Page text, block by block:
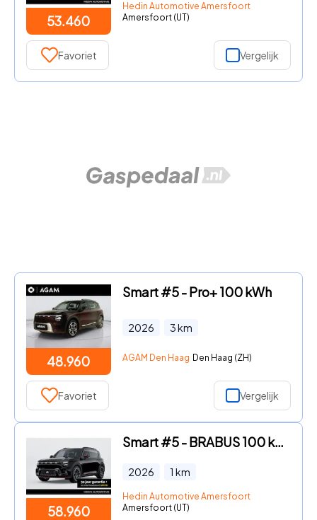
53.460
Hedin Automotive Amersfoort
Amersfoort (UT)
Favoriet Vergelijk
48.960
Smart #5 - Pro+ 100 kWh
2026 3km
AGAM Den Haag Den Haag (ZH)
Favoriet Vergelijk
58.960
Smart #5 - BRABUS 100 kWh | *Bijtelling vanaf € 351, - per maand!* | Pa
2026 1 km
Hedin Automotive Amersfoort
Amersfoort (UT)